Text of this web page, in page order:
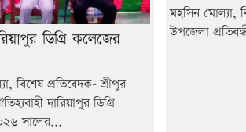
ডিগ্রি কলেজের
বিশেষ প্রতিবেদক- শ্রীপুর
দারিয়াপুর ডিগ্রি
সালের...
মহসিন মোল্যা,
উপজেলা